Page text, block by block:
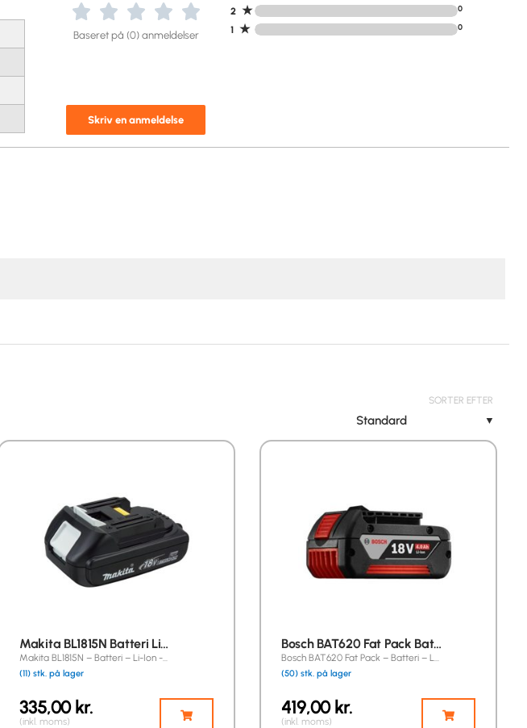
Baseret på (0) anmeldelser
Skriv en anmeldelse
2 ★ 0
1 ★ 0
SORTER EFTER
Standard ▼
Makita BL1815N Batteri Li…
Makita BL1815N – Batteri – Li-Ion -…
(11) stk. på lager
335,00kr.
(inkl. moms)
Bosch BAT620 Fat Pack Bat…
Bosch BAT620 Fat Pack – Batteri – L…
(50) stk. på lager
419,00kr.
(inkl. moms)